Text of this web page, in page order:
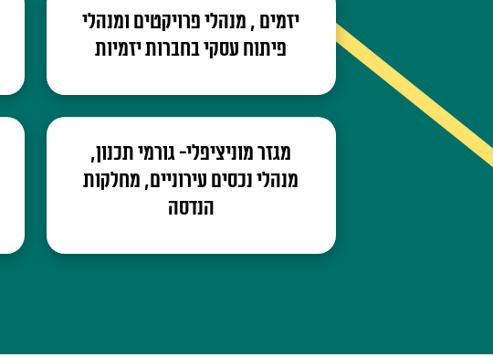
יזמים , מנהלי פרויקטים ומנהלי
פיתוח עסקי בחברות יזמיות
מגזר מוניציפלי- גורמי תכנון,
מנהלי נכסים עירוניים, מחלקות
הנדסה